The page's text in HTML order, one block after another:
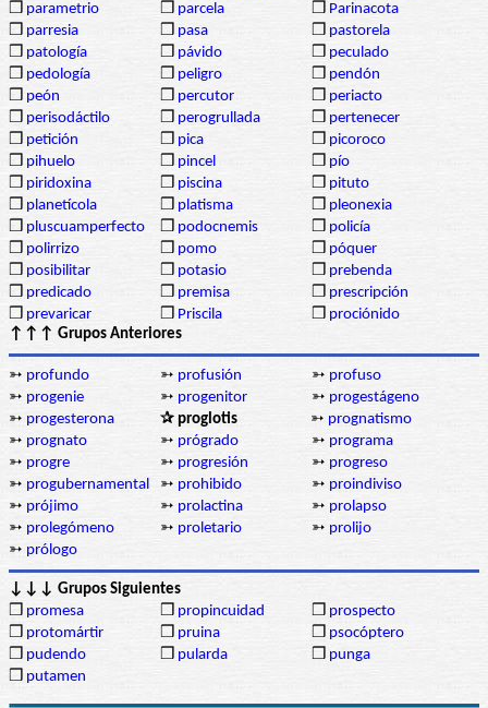
❒ parametrio ❒ parcela ❒ Parinacota
❒ parresia ❒ pasa ❒ pastorela
❒ patología ❒ pávido ❒ peculado
❒ pedología ❒ peligro ❒ pendón
❒ peón ❒ percutor ❒ periacto
❒ perisodáctilo ❒ perogrullada ❒ pertenecer
❒ petición ❒ pica ❒ picoroco
❒ pihuelo ❒ pincel ❒ pío
❒ piridoxina ❒ piscina ❒ pituto
❒ planetícola ❒ platisma ❒ pleonexia
❒ pluscuamperfecto ❒ podocnemis ❒ policía
❒ polirrizo ❒ pomo ❒ póquer
❒ posibilitar ❒ potasio ❒ prebenda
❒ predicado ❒ premisa ❒ prescripción
❒ prevaricar ❒ Priscila ❒ prociónido
↑↑↑ Grupos Anteriores
➳ profundo ➳ profusión ➳ profuso
➳ progenie ➳ progenitor ➳ progestágeno
➳ progesterona ✰ proglotis ➳ prognatismo
➳ prognato ➳ prógrado ➳ programa
➳ progre ➳ progresión ➳ progreso
➳ progubernamental ➳ prohibido ➳ proindiviso
➳ prójimo ➳ prolactina ➳ prolapso
➳ prolegómeno ➳ proletario ➳ prolijo
➳ prólogo
↓↓↓ Grupos Siguientes
❒ promesa ❒ propincuidad ❒ prospecto
❒ protomártir ❒ pruina ❒ psocóptero
❒ pudendo ❒ pularda ❒ punga
❒ putamen